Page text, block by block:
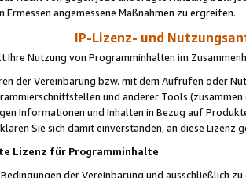
Ermessen angemessene Maßnahmen zu ergreifen.
IP-Lizenz- und
Ihre Nutzung von Programminhalten im
der Vereinbarung bzw. mit dem Aufrufen oder
und anderer Tools (zusammen
Informationen und Inhalten in Bezug auf
Sie sich damit einverstanden, an diese Lizenz
Lizenz für Programminhalte
der Vereinbarung und ausschließlich